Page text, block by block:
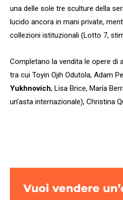
una delle sole tre sculture della
lucido ancora in mani private,
collezioni istituzionali (Lotto 7,
Completano la vendita le opere di
tra cui Toyin Ojih Odutola, Adam
Yukhnovich, Lisa Brice, María
un’asta internazionale), Christina